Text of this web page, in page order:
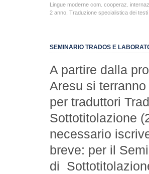
Lingue moderne com. cooperaz.
2 anno Traduzione specialistica dei testi
SEMINARIO TRADOS E
A partire dalla
Aresu si
per traduttori
Sottotitolazione
necessario
breve: per il
di